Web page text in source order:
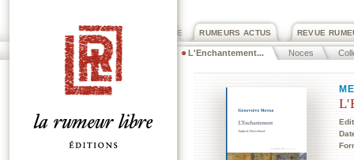
REVUE
RUMEURS ACTUS
PRIX ROGER DEXTRE
L'Enchantement... Noces